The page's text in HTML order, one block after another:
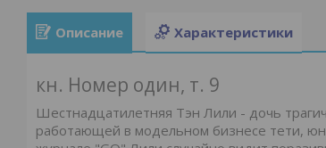
Описание Характеристики
кн. Номер один, т. 9
Шестнадцатилетняя Тэн Лили - дочь
работающей в модельном бизнесе тети,